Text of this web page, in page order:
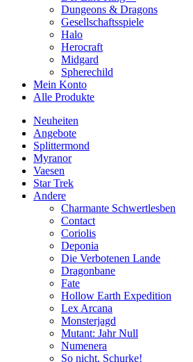
Dungeons & Dragons
Gesellschaftsspiele
Halo
Herocraft
Midgard
Spherechild
Mein Konto
Alle Produkte
Neuheiten
Angebote
Splittermond
Myranor
Vaesen
Star Trek
Andere
Charmante Schwertlesben
Contact
Coriolis
Deponia
Die Verbotenen Lande
Dragonbane
Fate
Hollow Earth Expedition
Lex Arcana
Monsterjagd
Mutant: Jahr Null
Numenera
So nicht, Schurke!